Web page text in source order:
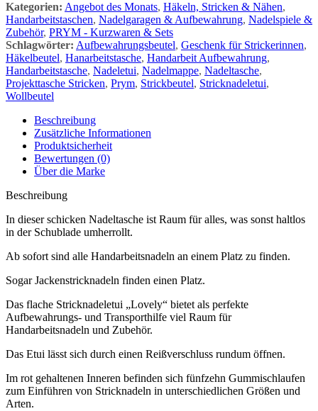
Kategorien: Angebot des Monats, Häkeln, Stricken & Nähen,
Handarbeitstaschen, Nadelgaragen & Aufbewahrung, Nadelspiele &
Zubehör, PRYM - Kurzwaren & Sets
Schlagwörter: Aufbewahrungsbeutel, Geschenk für Strickerinnen,
Häkelbeutel, Hanarbeitstasche, Handarbeit Aufbewahrung,
Handarbeitstasche, Nadeletui, Nadelmappe, Nadeltasche,
Projekttasche Stricken, Prym, Strickbeutel, Stricknadeletui,
Wollbeutel
Beschreibung
Zusätzliche Informationen
Produktsicherheit
Bewertungen (0)
Über die Marke
Beschreibung
In dieser schicken Nadeltasche ist Raum für alles, was sonst haltlos
in der Schublade umherrollt.
Ab sofort sind alle Handarbeitsnadeln an einem Platz zu finden.
Sogar Jackenstricknadeln finden einen Platz.
Das flache Stricknadeletui „Lovely“ bietet als perfekte
Aufbewahrungs- und Transporthilfe viel Raum für
Handarbeitsnadeln und Zubehör.
Das Etui lässt sich durch einen Reißverschluss rundum öffnen.
Im rot gehaltenen Inneren befinden sich fünfzehn Gummischlaufen
zum Einführen von Stricknadeln in unterschiedlichen Größen und
Arten.